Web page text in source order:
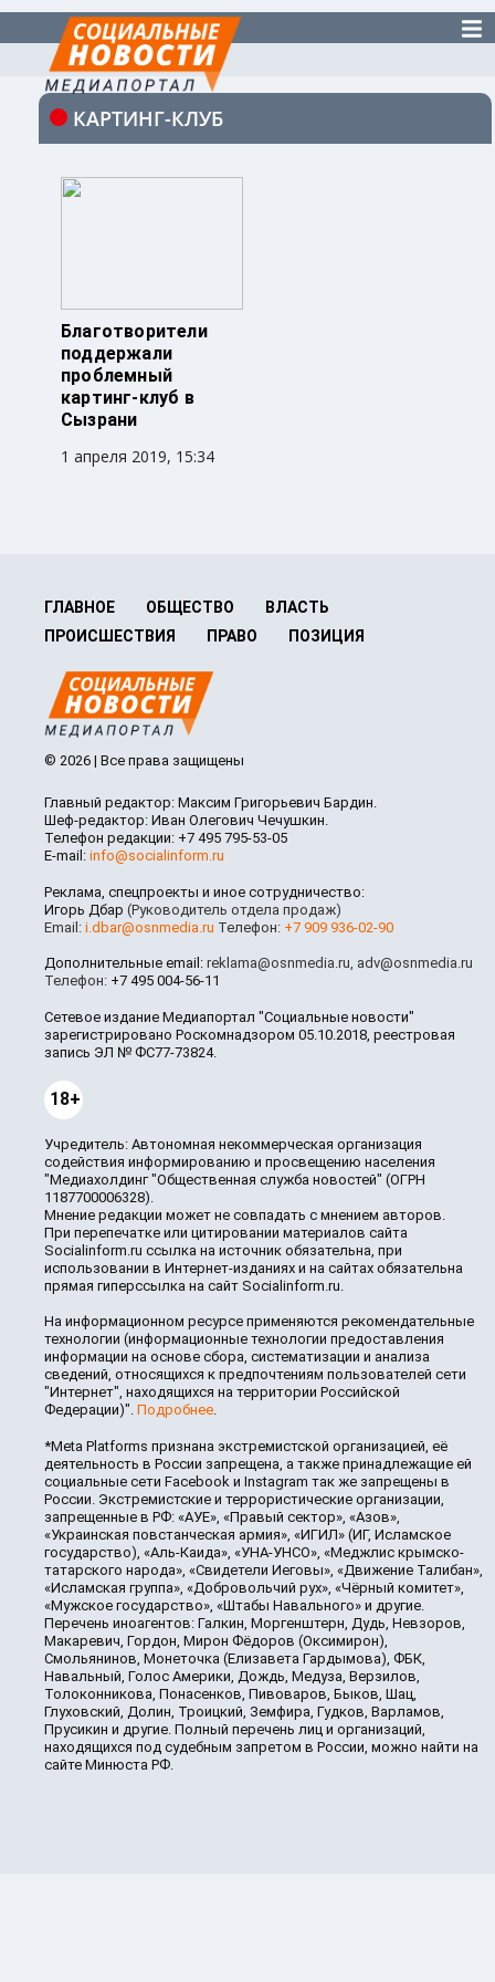
КАРТИНГ-КЛУБ
Благотворители
поддержали
проблемный
картинг-клуб в
Сызрани
1 апреля 2019, 15:34
ГЛАВНОЕ ОБЩЕСТВО
ВЛАСТЬ
ПРОИСШЕСТВИЯ
ПРАВО ПОЗИЦИЯ
© 2026 | Все права защищены
Главный редактор: Максим Григорьевич Бардин.
Шеф-редактор: Иван Олегович Чечушкин.
Телефон редакции: +7 495 795-53-05
E-mail: info@socialinform.ru
Реклама, спецпроекты и иное сотрудничество:
Игорь Дбар (Руководитель отдела продаж)
Email: i.dbar@osnmedia.ru Телефон: +7 909 936-02-90
Дополнительные email: reklama@osnmedia.ru, adv@osnmedia.ru
Телефон: +7 495 004-56-11
Сетевое издание Медиапортал "Социальные новости"
зарегистрировано Роскомнадзором 05.10.2018, реестровая
запись ЭЛ № ФС77-73824.
18+
Учредитель: Автономная некоммерческая организация
содействия информированию и просвещению населения
"Медиахолдинг "Общественная служба новостей" (ОГРН
1187700006328).
Мнение редакции может не совпадать с мнением авторов.
При перепечатке или цитировании материалов сайта
Socialinform.ru ссылка на источник обязательна, при
использовании в Интернет-изданиях и на сайтах обязательна
прямая гиперссылка на сайт Socialinform.ru.
На информационном ресурсе применяются рекомендательные
технологии (информационные технологии предоставления
информации на основе сбора, систематизации и анализа
сведений, относящихся к предпочтениям пользователей сети
"Интернет", находящихся на территории Российской
Федерации)". Подробнее.
*Meta Platforms признана экстремистской организацией, её
деятельность в России запрещена, а также принадлежащие ей
социальные сети Facebook и Instagram так же запрещены в
России. Экстремистские и террористические организации,
запрещенные в РФ: «АУЕ», «Правый сектор», «Азов»,
«Украинская повстанческая армия», «ИГИЛ» (ИГ, Исламское
государство), «Аль-Каида», «УНА-УНСО», «Меджлис крымско-
татарского народа», «Свидетели Иеговы», «Движение Талибан»,
«Исламская группа», «Добровольчий рух», «Чёрный комитет»,
«Мужское государство», «Штабы Навального» и другие.
Перечень иноагентов: Галкин, Моргенштерн, Дудь, Невзоров,
Макаревич, Гордон, Мирон Фёдоров (Оксимирон),
Смольянинов, Монеточка (Елизавета Гардымова), ФБК,
Навальный, Голос Америки, Дождь, Медуза, Верзилов,
Толоконникова, Понасенков, Пивоваров, Быков, Шац,
Глуховский, Долин, Троицкий, Земфира, Гудков, Варламов,
Прусикин и другие. Полный перечень лиц и организаций,
находящихся под судебным запретом в России, можно найти на
сайте Минюста РФ.